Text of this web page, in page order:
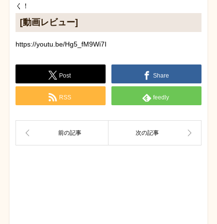
く！
[動画レビュー]
https://youtu.be/Hg5_fM9Wi7I
Post Share
RSS feedly